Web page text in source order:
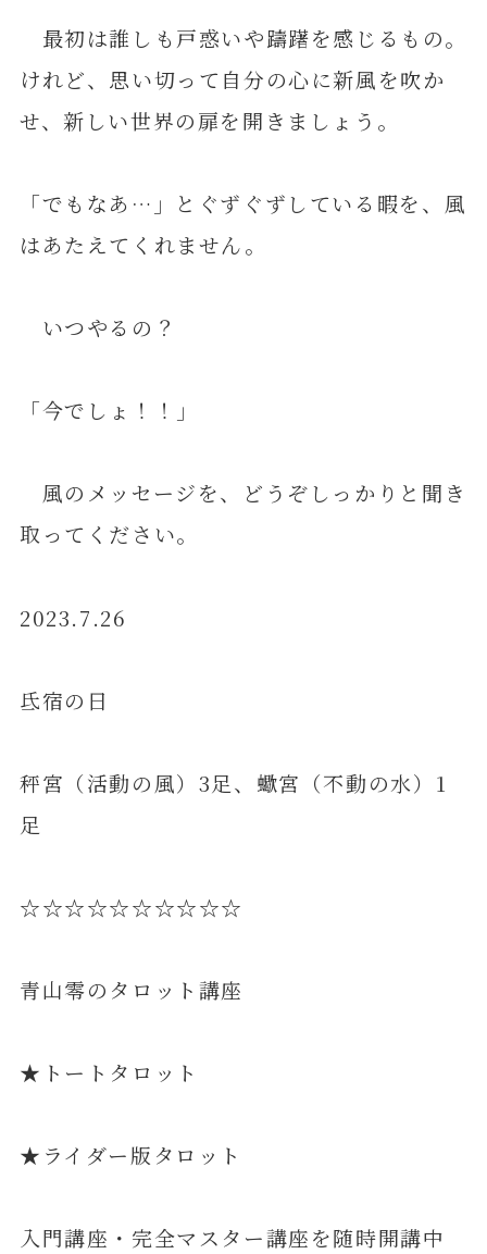
最初は誰しも戸惑いや躊躇を感じるもの。
けれど、思い切って自分の心に新風を吹か
せ、新しい世界の扉を開きましょう。
「でもなあ…」とぐずぐずしている暇を、風
はあたえてくれません。
いつやるの？
「今でしょ！！」
風のメッセージを、どうぞしっかりと聞き
取ってください。
2023.7.26
氐宿の日
秤宮（活動の風）3足、蠍宮（不動の水）1
足
☆☆☆☆☆☆☆☆☆☆
青山零のタロット講座
★トートタロット
★ライダー版タロット
入門講座・完全マスター講座を随時開講中